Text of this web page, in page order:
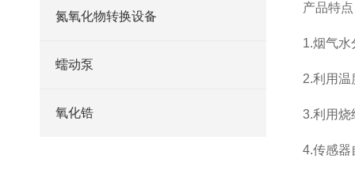
氮氧化物转换设备
蠕动泵
氧化锆
产品特
1.烟气
2.利用
3.利用
4.传感器